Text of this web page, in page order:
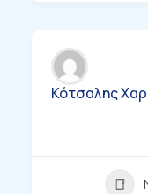
Κότσαλης